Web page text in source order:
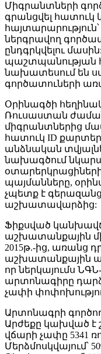
Միգրանտների
գրանցվել հատուկ
ներգրավող
ընդգրկվելու
պաշտպանության
նախատեսում են
գործատուների
Օրինագծի
Ռուսաստան
միգրանտներից
հատուկ ID
անձնական
նախագծում
պայմանները,
չպետք է
աշխատավարձից:
Ֆիքսված
աշխատանքային
2015թ.-ից, առանց
աշխատանքային
որ ներկայումս
արտոնագիրը
չափի
Արտոնագրի
Արժեքը կախված է
վճարի չափը 5341
Մերձմոսկվայում՝